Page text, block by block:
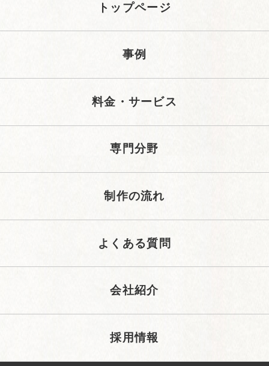
トップページ
事例
料金・サービス
専門分野
制作の流れ
よくある質問
会社紹介
採用情報